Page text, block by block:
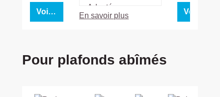
Voir produit
Adaptée aux
applications
protection durable
avec une finition
En savoir plus Voir
Ignorer la galerie de produits
Pour plafonds abîmés